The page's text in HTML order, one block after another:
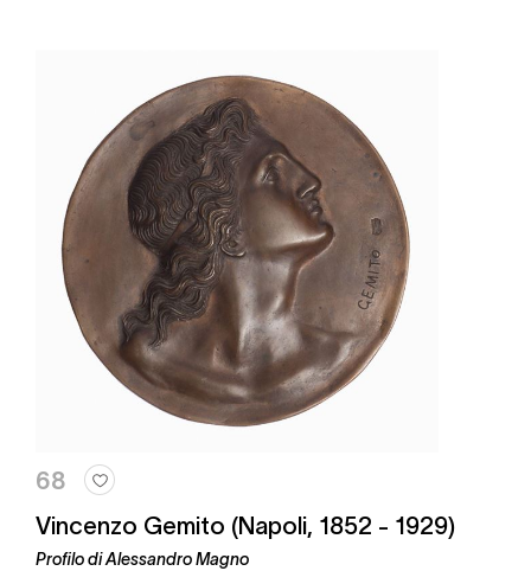
68
Vincenzo Gemito (Napoli, 1852 - 1929)
Profilo di Alessandro Magno